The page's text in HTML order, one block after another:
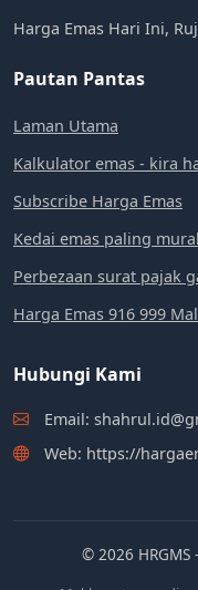
Harga Emas Hari Ini,
Pautan Pantas
Laman Utama
Kalkulator emas - kira
Subscribe Harga Emas
Kedai emas paling
Perbezaan surat pajak
Harga Emas 916 999
Hubungi Kami
Email:
Web: https://
© 2026